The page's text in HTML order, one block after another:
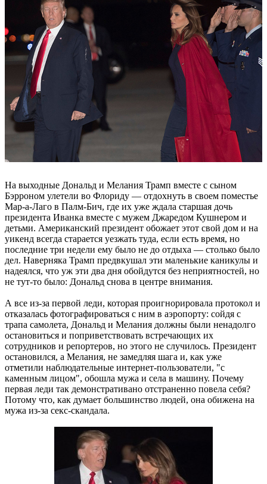
На выходные Дональд и Мелания Трамп вместе с сыном
Бэрроном улетели во Флориду — отдохнуть в своем поместье
Мар-а-Лаго в Палм-Бич, где их уже ждала старшая дочь
президента Иванка вместе с мужем Джаредом Кушнером и
детьми. Американский президент обожает этот свой дом и на
уикенд всегда старается уезжать туда, если есть время, но
последние три недели ему было не до отдыха — столько было
дел. Наверняка Трамп предвкушал эти маленькие каникулы и
надеялся, что уж эти два дня обойдутся без неприятностей, но
не тут-то было: Дональд снова в центре внимания.
А все из-за первой леди, которая проигнорировала протокол и
отказалась фотографироваться с ним в аэропорту: сойдя с
трапа самолета, Дональд и Мелания должны были ненадолго
остановиться и поприветствовать встречающих их
сотрудников и репортеров, но этого не случилось. Президент
остановился, а Мелания, не замедляя шага и, как уже
отметили наблюдательные интернет-пользователи, "с
каменным лицом", обошла мужа и села в машину. Почему
первая леди так демонстративано отстраненно повела себя?
Потому что, как думает большинство людей, она обижена на
мужа из-за секс-скандала.